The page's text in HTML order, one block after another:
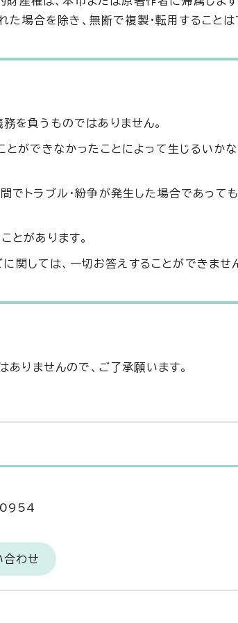
場合を除き、無断で複製・転用することは
を負うものではありません。
とができなかったことによって生じるいか
でトラブル・紛争が発生した場合であって
とがあります。
しては、一切お答えすることができません
りませんので、ご了承願います。
0954
合わせ